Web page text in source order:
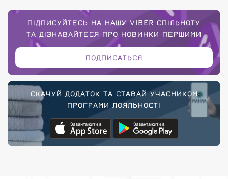
ПІДПИСУЙТЕСЬ НА НАШУ VIBER СПІЛЬНОТУ
ТА ДІЗНАВАЙТЕСЯ ПРО НОВИНКИ ПЕРШИМИ
ПОДПИСАТЬСЯ
СКАЧУЙ ДОДАТОК ТА СТАВАЙ УЧАСНИКОМ
ПРОГРАМИ ЛОЯЛЬНОСТІ